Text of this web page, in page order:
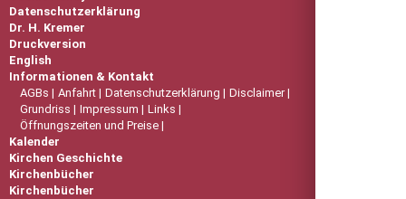
Datenschutzerklärung
Dr. H. Kremer
Druckversion
English
Informationen & Kontakt
AGBs
Anfahrt Datenschutzerklärung
Disclaimer
Grundriss
Impressum
Links
Öffnungszeiten und Preise
Kalender
Kirchen Geschichte
Kirchenbücher
Kirchenbücher